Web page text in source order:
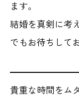
ます。
結婚を真剣に考
でもお待ちして
貴重な時間をム